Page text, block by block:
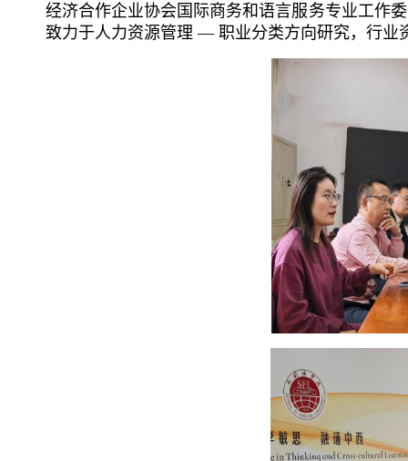
经济合作企业协会国际商务和语言服务专业工作
致力于人力资源管理 — 职业分类方向研究，行业